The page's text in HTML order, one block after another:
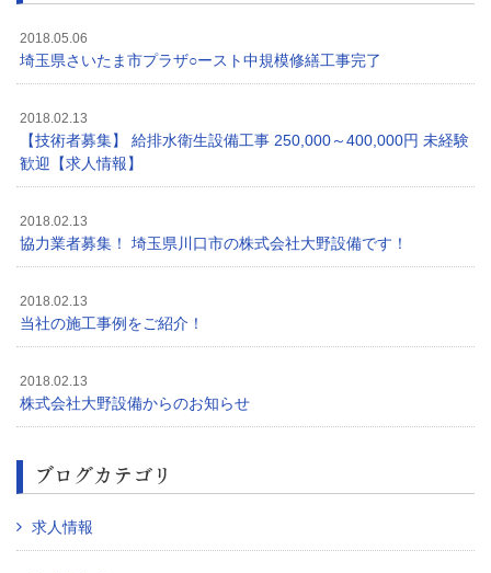
2018.05.06
埼玉県さいたま市プラザ○ースト中規模修繕工事完了
2018.02.13
【技術者募集】 給排水衛生設備工事 250,000～400,000円 未経験
歓迎【求人情報】
2018.02.13
協力業者募集！ 埼玉県川口市の株式会社大野設備です！
2018.02.13
当社の施工事例をご紹介！
2018.02.13
株式会社大野設備からのお知らせ
ブログカテゴリ
求人情報